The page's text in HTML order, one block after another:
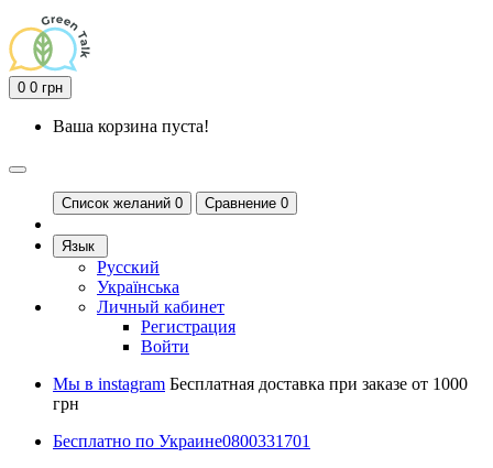
0 0 грн
Ваша корзина пуста!
Список желаний 0 Сравнение 0
Язык
Русский
Українська
Личный кабинет
Регистрация
Войти
Мы в instagram Бесплатная доставка при заказе от 1000
грн
Бесплатно по Украине0800331701